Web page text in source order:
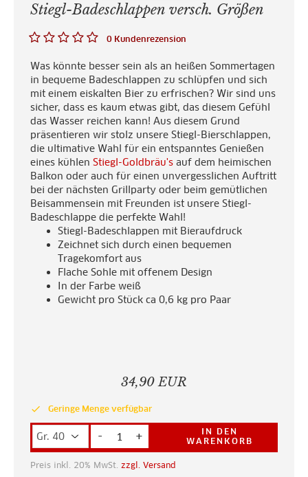
Stiegl-Badeschlappen versch. Größen
0 Kundenrezension
Was könnte besser sein als an heißen Sommertagen
in bequeme Badeschlappen zu schlüpfen und sich
mit einem eiskalten Bier zu erfrischen? Wir sind uns
sicher, dass es kaum etwas gibt, das diesem Gefühl
das Wasser reichen kann! Aus diesem Grund
präsentieren wir stolz unsere Stiegl-Bierschlappen,
die ultimative Wahl für ein entspanntes Genießen
eines kühlen Stiegl-Goldbräu's auf dem heimischen
Balkon oder auch für einen unvergesslichen Auftritt
bei der nächsten Grillparty oder beim gemütlichen
Beisammensein mit Freunden ist unsere Stiegl-
Badeschlappe die perfekte Wahl!
Stiegl-Badeschlappen mit Bieraufdruck
Zeichnet sich durch einen bequemen
Tragekomfort aus
Flache Sohle mit offenem Design
In der Farbe weiß
Gewicht pro Stück ca 0,6 kg pro Paar
34,90 EUR
done Geringe Menge verfügbar
- +
IN DEN
WARENKORB
Preis inkl. 20% MwSt. zzgl. Versand